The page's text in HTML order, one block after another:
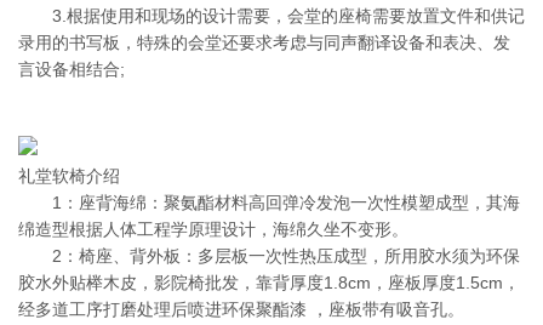
3.根据使用和现场的设计需要，会堂的座椅需要放置文件和供记
录用的书写板，特殊的会堂还要求考虑与同声翻译设备和表决、发
言设备相结合;
礼堂软椅介绍
1：座背海绵：聚氨酯材料高回弹冷发泡一次性模塑成型，其海
绵造型根据人体工程学原理设计，海绵久坐不变形。
2：椅座、背外板：多层板一次性热压成型，所用胶水须为环保
胶水外贴榉木皮，影院椅批发，靠背厚度1.8cm，座板厚度1.5cm，
经多道工序打磨处理后喷进环保聚酯漆 ，座板带有吸音孔。